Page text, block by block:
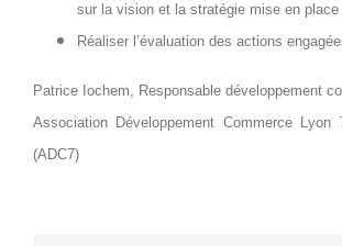
sur la vision et la stratégie mise en place
Réaliser l’évaluation des actions
Patrice Iochem, Responsable développement
Association Développement Commerce Lyon
(ADC7)